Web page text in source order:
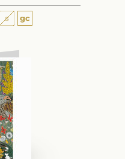
s gc